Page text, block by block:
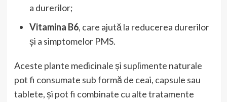
a durerilor;
Vitamina B6, care ajută la reducerea durerilor
și a simptomelor PMS.
Aceste plante medicinale și suplimente naturale
pot fi consumate sub formă de ceai, capsule sau
tablete, și pot fi combinate cu alte tratamente